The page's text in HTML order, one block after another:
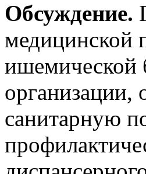
Обсуждение.
медицинской
ишемической
санитарную